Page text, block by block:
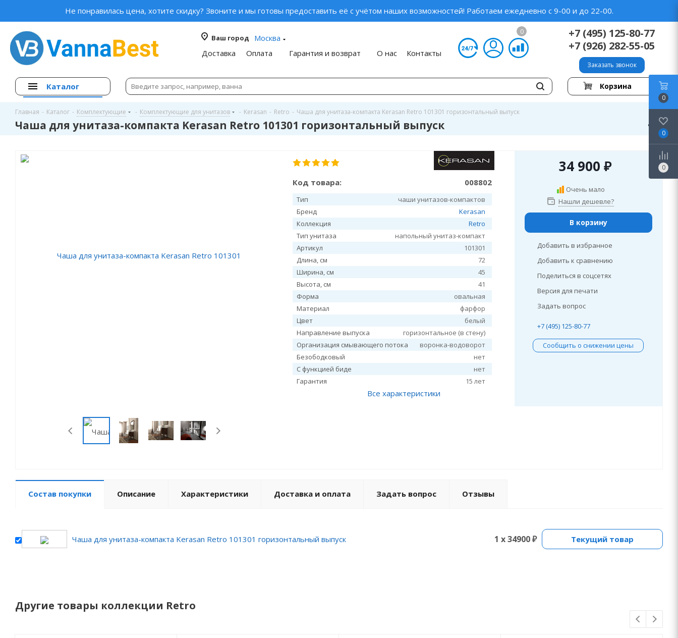
Не понравилась цена, хотите скидку? Звоните и мы готовы предоставить её с учётом наших возможностей! Работаем ежедневно с 9-00 и до 22-00.
Ваш город
Москва
Доставка
Оплата Гарантия и возврат О нас Контакты
0
+7 (495) 125-80-77
+7 (926) 282-55-05
Заказать звонок
Каталог Корзина
Главная - Каталог - Комплектующие - Комплектующие для унитазов - Kerasan - Retro - Чаша для унитаза-компакта Kerasan Retro 101301 горизонтальный выпуск
Чаша для унитаза-компакта Kerasan Retro 101301 горизонтальный выпуск
Код товара: 008802
Тип
чаши унитазов-компактов
Бренд
Kerasan
Коллекция
Retro
Тип унитаза
напольный унитаз-компакт
Артикул
101301
Длина, см
72
Ширина, см
45
Высота, см
41
Форма
овальная
Материал
фарфор
Цвет
белый
Направление выпуска
горизонтальное (в стену)
Организация смывающего потока
воронка-водоворот
Безободковый
нет
С функцией биде
нет
Гарантия
15 лет
Все характеристики
34 900 ₽
Очень мало
Нашли дешевле?
В корзину
Добавить в избранное
Добавить к сравнению
Поделиться в соцсетях
Версия для печати
Задать вопрос
+7 (495) 125-80-77
Сообщить о снижении цены
Состав покупки Описание Характеристики Доставка и оплата Задать вопрос Отзывы
Чаша для унитаза-компакта Kerasan Retro 101301 горизонтальный выпуск 1 x 34900 ₽ Текущий товар
Другие товары коллекции Retro
0
0
0